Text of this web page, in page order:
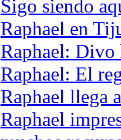
Sigo siendo
Raphael en
Raphael: Divo
Raphael: El
Raphael llega
Raphael